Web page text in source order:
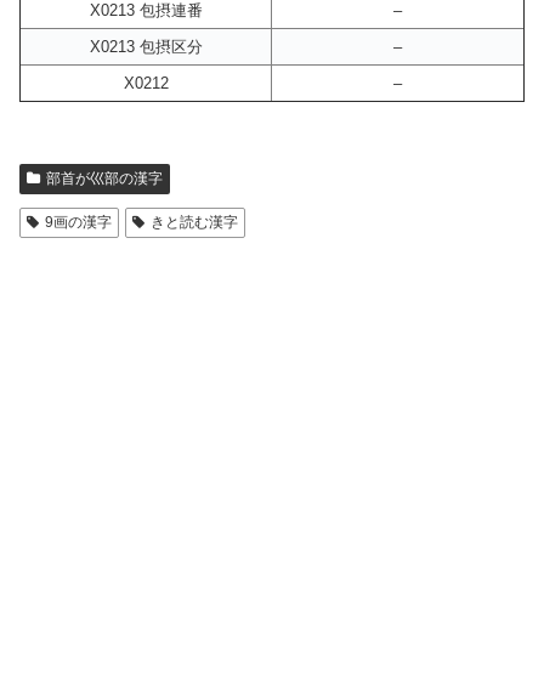
X0213 包摂連番
–
X0213 包摂区分
–
X0212
–
部首が巛部の漢字
9画の漢字 きと読む漢字